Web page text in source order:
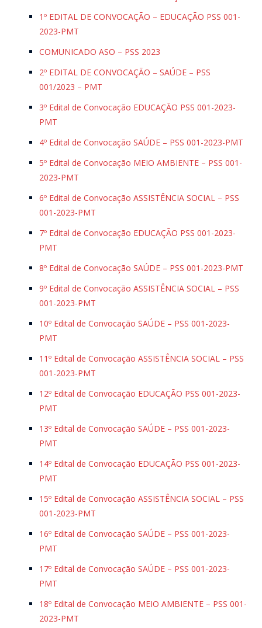
1º EDITAL DE CONVOCAÇÃO – EDUCAÇÃO PSS 001-
2023-PMT
COMUNICADO ASO – PSS 2023
2º EDITAL DE CONVOCAÇÃO – SAÚDE – PSS
001/2023 – PMT
3º Edital de Convocação EDUCAÇÃO PSS 001-2023-
PMT
4º Edital de Convocação SAÚDE – PSS 001-2023-PMT
5º Edital de Convocação MEIO AMBIENTE – PSS 001-
2023-PMT
6º Edital de Convocação ASSISTÊNCIA SOCIAL – PSS
001-2023-PMT
7º Edital de Convocação EDUCAÇÃO PSS 001-2023-
PMT
8º Edital de Convocação SAÚDE – PSS 001-2023-PMT
9º Edital de Convocação ASSISTÊNCIA SOCIAL – PSS
001-2023-PMT
10º Edital de Convocação SAÚDE – PSS 001-2023-
PMT
11º Edital de Convocação ASSISTÊNCIA SOCIAL – PSS
001-2023-PMT
12º Edital de Convocação EDUCAÇÃO PSS 001-2023-
PMT
13º Edital de Convocação SAÚDE – PSS 001-2023-
PMT
14º Edital de Convocação EDUCAÇÃO PSS 001-2023-
PMT
15º Edital de Convocação ASSISTÊNCIA SOCIAL – PSS
001-2023-PMT
16º Edital de Convocação SAÚDE – PSS 001-2023-
PMT
17º Edital de Convocação SAÚDE – PSS 001-2023-
PMT
18º Edital de Convocação MEIO AMBIENTE – PSS 001-
2023-PMT